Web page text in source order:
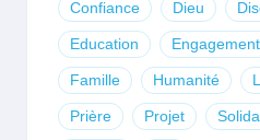
Confiance Dieu
Education Engagement
Famille Humanité
Prière Projet